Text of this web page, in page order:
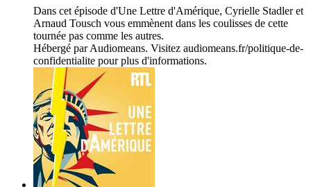
Dans cet épisode d'Une Lettre d'Amérique, Cyrielle Stadler et
Arnaud Tousch vous emmènent dans les coulisses de cette
tournée pas comme les autres.
Hébergé par Audiomeans. Visitez audiomeans.fr/politique-de-
confidentialite pour plus d'informations.